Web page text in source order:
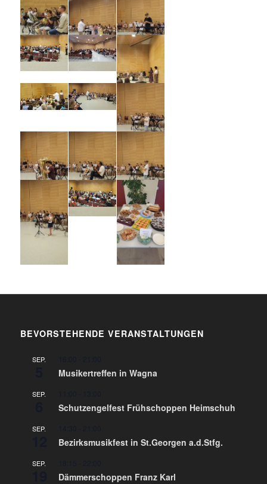
BEVORSTEHENDE VERANSTALTUNGEN
SEP.
Musikertreffen in Wagna
SEP.
Schutzengelfest Frühschoppen Heimschuh
SEP.
Bezirksmusikfest in St.Georgen a.d.Stfg.
SEP.
Dämmerschoppen Franz Karl